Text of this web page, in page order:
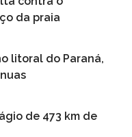
da praia
litoral do Paraná,
de 473 km de